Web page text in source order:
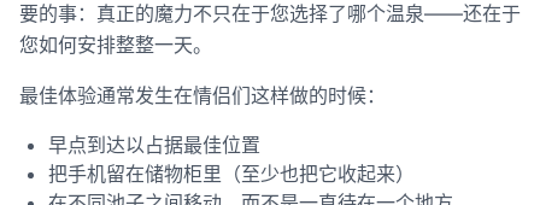
要的事：真正的魔力不只在于您选择了哪个温泉——还在于
您如何安排整整一天。
最佳体验通常发生在情侣们这样做的时候：
早点到达以占据最佳位置
把手机留在储物柜里（至少也把它收起来）